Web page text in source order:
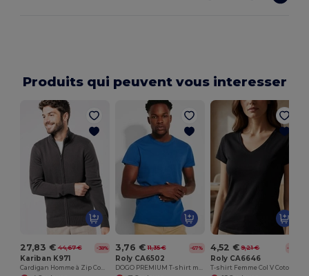
Produits qui peuvent vous interesser
27,83 € 44,67 € -38%
Kariban K971
Cardigan Homme à Zip Complet en Coton Élégant
3,76 € 11,35 € -67%
Roly CA6502
DOGO PREMIUM T-shirt manches courtes
4,52 € 9,21 € -51%
Roly CA6646